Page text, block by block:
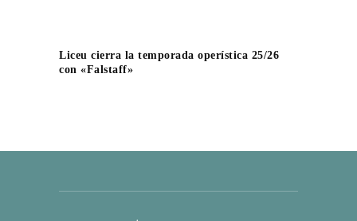
Liceu cierra la temporada operística 25/26
con «Falstaff»